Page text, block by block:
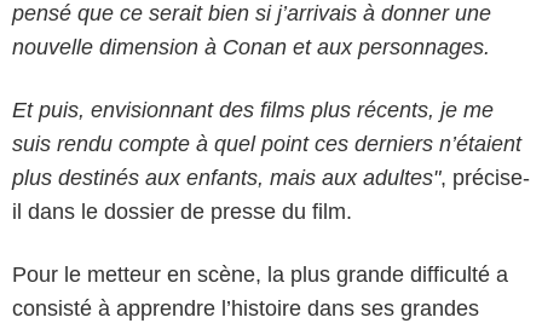
pensé que ce serait bien si j’arrivais à donner une
nouvelle dimension à Conan et aux personnages.
Et puis, envisionnant des films plus récents, je me
suis rendu compte à quel point ces derniers n’étaient
plus destinés aux enfants, mais aux adultes", précise-
il dans le dossier de presse du film.
Pour le metteur en scène, la plus grande difficulté a
consisté à apprendre l’histoire dans ses grandes